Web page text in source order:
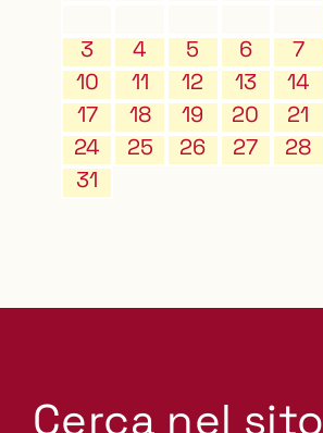
3
4 5 6 7
10
11 12 13 14
17
18 19 20 21
24
25 26 27 28
31
Cerca nel sito